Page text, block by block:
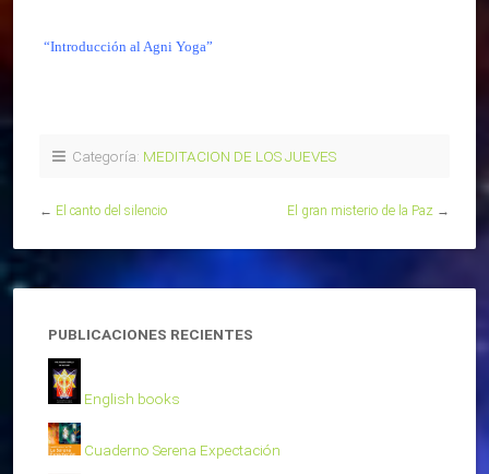
“Introducción al Agni Yoga”
Categoría: MEDITACION DE LOS JUEVES
← El canto del silencio El gran misterio de la Paz →
PUBLICACIONES RECIENTES
English books
Cuaderno Serena Expectación